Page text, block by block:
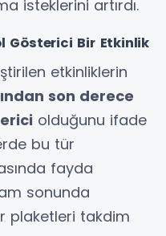
isteklerini artırdı.
Gösterici Bir Etkinlik
etkinliklerin
son derece
olduğunu ifade
bu tür
fayda
sonunda
plaketleri takdim